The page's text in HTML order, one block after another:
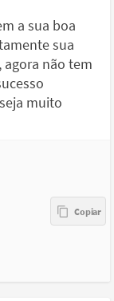
a sua boa
sua
agora não tem
muito